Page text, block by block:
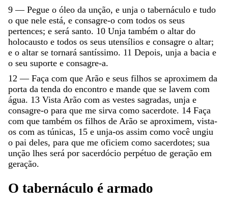
9 — Pegue o óleo da unção, e unja o tabernáculo e tudo
o que nele está, e consagre-o com todos os seus
pertences; e será santo. 10 Unja também o altar do
holocausto e todos os seus utensílios e consagre o altar;
e o altar se tornará santíssimo. 11 Depois, unja a bacia e
o seu suporte e consagre-a.
12 — Faça com que Arão e seus filhos se aproximem da
porta da tenda do encontro e mande que se lavem com
água. 13 Vista Arão com as vestes sagradas, unja e
consagre-o para que me sirva como sacerdote. 14 Faça
com que também os filhos de Arão se aproximem, vista-
os com as túnicas, 15 e unja-os assim como você ungiu
o pai deles, para que me oficiem como sacerdotes; sua
unção lhes será por sacerdócio perpétuo de geração em
geração.
O tabernáculo é armado